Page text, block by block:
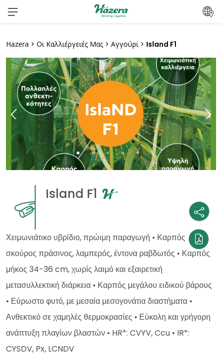
Μετάβαση
στο
Hazera > Οι Καλλιέργειές Μας > Αγγούρι> Island F1
Island F1
Χειμωνιάτικο υβρίδιο, πρώιμη παραγωγή • Καρπός
σκούρος πράσινος, λαμπερός, έντονα ραβδωτός • Καρπός
μήκος 34-36 cm, χωρίς λαιμό και εξαιρετική
μετασυλλεκτική διάρκεια • Καρπός μεγάλου ειδικού βάρους
• Εύρωστο φυτό, με μεσαία μεσογονάτια διαστήματα •
Ανθεκτικό σε χαμηλές θερμοκρασίες • Εύκολη και γρήγορη
ανάπτυξη πλαγίων βλαστών • HR*: CVYV, Ccu • IR*:
CYSDV, Px, LCNDV